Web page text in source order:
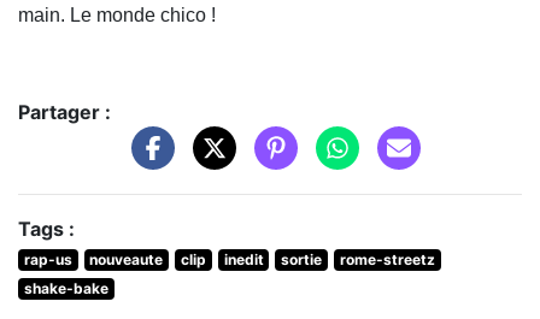
main. Le monde chico !
Partager :
Tags :
rap-us nouveaute clip inedit sortie
rome-streetz
shake-bake